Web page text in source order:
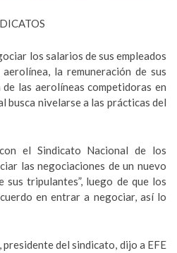
los salarios de sus empleados
la remuneración de sus
las aerolíneas competidoras en
busca nivelarse a las prácticas del
el Sindicato Nacional de los
las negociaciones de un nuevo
sus tripulantes”, luego de que los
en entrar a negociar, así lo
del sindicato, dijo a EFE